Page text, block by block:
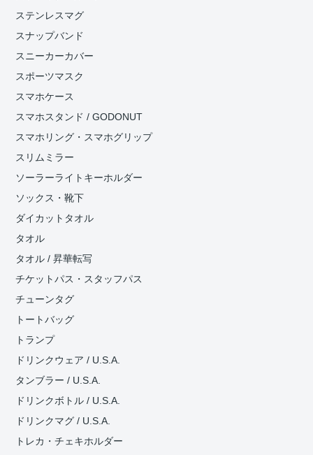
ステンレスマグ
スナップバンド
スニーカーカバー
スポーツマスク
スマホケース
スマホスタンド / GODONUT
スマホリング・スマホグリップ
スリムミラー
ソーラーライトキーホルダー
ソックス・靴下
ダイカットタオル
タオル
タオル / 昇華転写
チケットパス・スタッフパス
チューンタグ
トートバッグ
トランプ
ドリンクウェア / U.S.A.
タンブラー / U.S.A.
ドリンクボトル / U.S.A.
ドリンクマグ / U.S.A.
トレカ・チェキホルダー